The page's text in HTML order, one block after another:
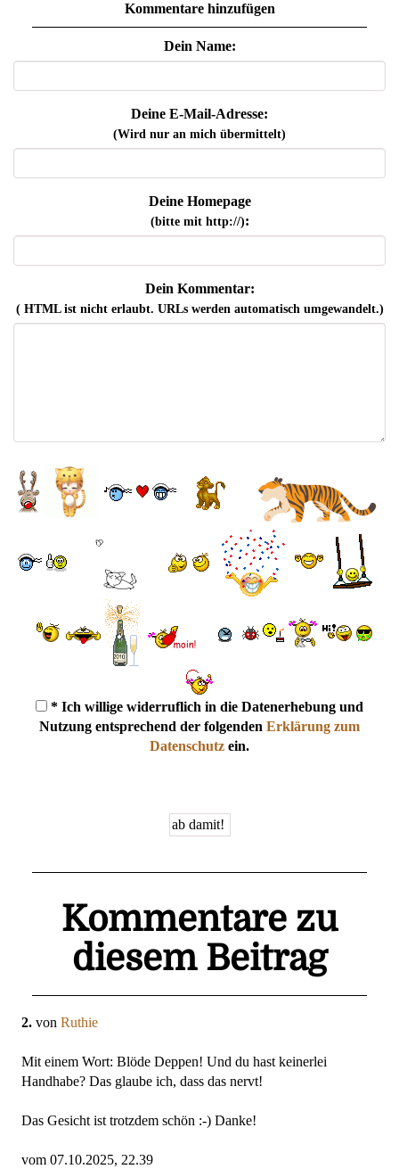
Kommentare hinzufügen
Dein Name:
Deine E-Mail-Adresse:
(Wird nur an mich übermittelt)
Deine Homepage
(bitte mit http://):
Dein Kommentar:
( HTML ist nichterlaubt. URLs werden automatisch umgewandelt.)
* Ich willige widerruflich in die Datenerhebung und
Nutzung entsprechend der folgenden Erklärung zum
Datenschutz ein.
Kommentare zu
diesem Beitrag
2. von Ruthie
Mit einem Wort: Blöde Deppen! Und du hast keinerlei
Handhabe? Das glaube ich, dass das nervt!
Das Gesicht ist trotzdem schön :-) Danke!
vom 07.10.2025, 22.39